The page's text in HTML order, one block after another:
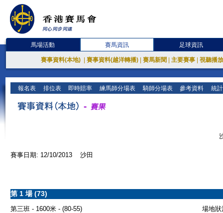
馬場活動 賽馬資訊 足球資訊
賽事資料(本地) 賽事資料(越洋轉播) 賽馬新聞 主要賽事 視聽播
報名表 排位表 即時賠率 練馬師分場表 騎師分場表 參考資料 統
賽事日期: 12/10/2013 沙田
第 1 場 (73)
第三班 - 1600米 - (80-55)
場地